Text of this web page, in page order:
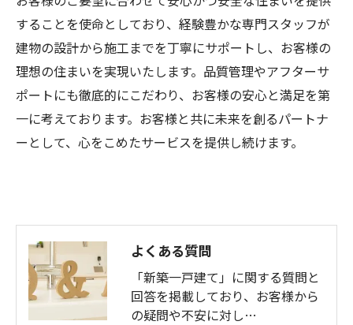
することを使命としており、経験豊かな専門スタッフが
建物の設計から施工までを丁寧にサポートし、お客様の
理想の住まいを実現いたします。品質管理やアフターサ
ポートにも徹底的にこだわり、お客様の安心と満足を第
一に考えております。お客様と共に未来を創るパートナ
ーとして、心をこめたサービスを提供し続けます。
よくある質問
「新築一戸建て」に関する質問と
回答を掲載しており、お客様から
の疑問や不安に対し…